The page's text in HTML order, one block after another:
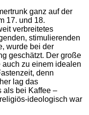
ganz auf der
17. und 18.
verbreitetes
stimulierenden
wurde bei der
geschätzt. Der große
zu einem idealen
denn
lag das
als bei Kaffee –
ideologisch war